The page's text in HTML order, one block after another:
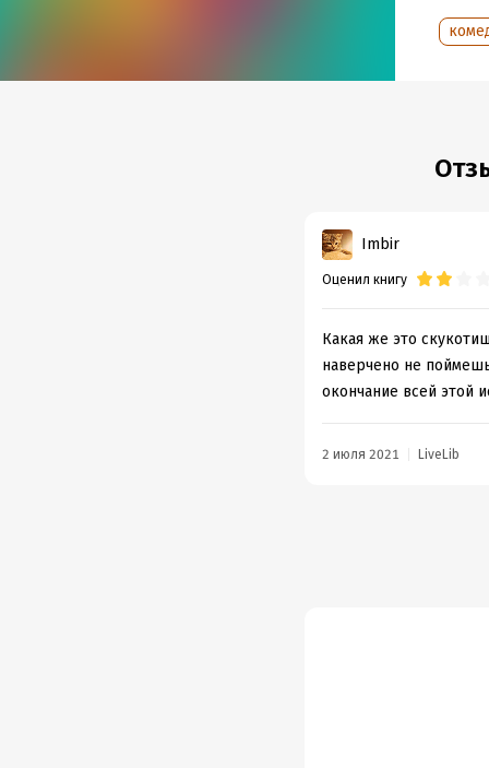
Дата
Imbir
Оценил книгу
Какая же это
наверчено не
окончание всей этой
2 июля 2021 LiveLib